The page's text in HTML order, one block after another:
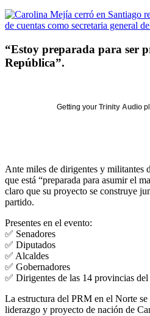
“Estoy preparada para ser
República”.
Getting your Trinity Audio
Ante miles de dirigentes y militantes
que está “preparada para asumir el
claro que su proyecto se construye
partido.
Presentes en el evento:
✅ Senadores
✅ Diputados
✅ Alcaldes
✅ Gobernadores
✅ Dirigentes de las 14 provincias
La estructura del PRM en el Norte
liderazgo y proyecto de nación de